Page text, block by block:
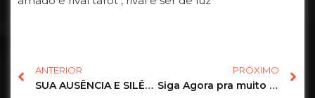
ANTERIOR
SUA AUSÊNCIA E SILÊNCIO TÁ MACHUCANDO ESSA PESSOA! #tarotcoletivo #tarot #tarotdodia #tarotreading
PRÓXIMO
Siga Agora pra muito mais #tarot #cartomante